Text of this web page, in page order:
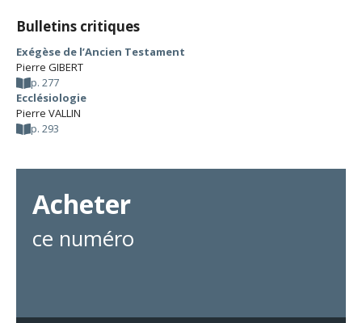
Bulletins critiques
Exégèse de l’Ancien Testament
Pierre GIBERT
p. 277
Ecclésiologie
Pierre VALLIN
p. 293
Acheter
ce numéro